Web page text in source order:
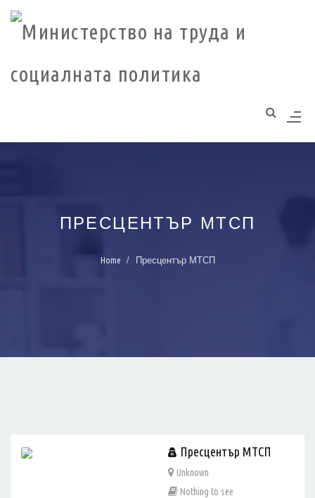
внимание:
ПРЕСЦЕНТЪР МТСП
Home Пресцентър МТСП
Пресцентър МТСП
Unknown
Nothing to see